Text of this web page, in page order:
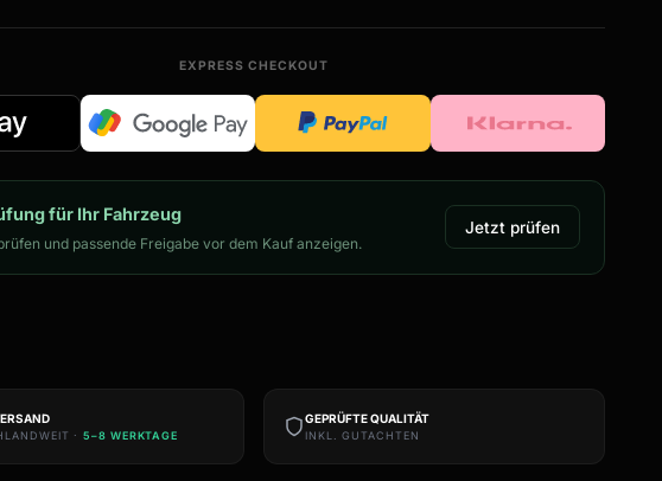
EXPRESS CHECKOUT
für Ihr Fahrzeug
und passende Freigabe vor dem Kauf anzeigen.
Jetzt prüfen
·5–8 WERKTAGE
GEPRÜFTE QUALITÄT
INKL. GUTACHTEN